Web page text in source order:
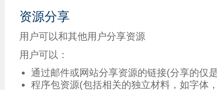
资源分享
用户可以和其他用户分享资源
用户可以：
通过邮件或网站分享资源的链接(分享的仅
程序包资源(包括相关的独立材料，如字体